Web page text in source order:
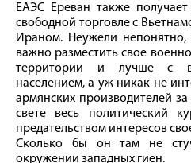
ЕАЭС Ереван также
свободной торговле с
Ираном. Неужели
важно разместить свое
территории и лучше с
населением, а уж никак не
армянских производителей
свете весь политический
предательством интересов
Сколько бы он там не
окружении западных гиен.